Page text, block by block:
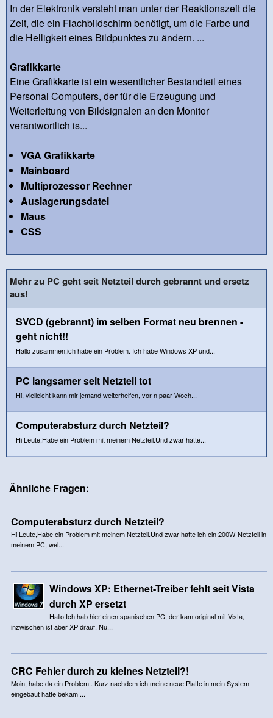
In der Elektronik versteht man unter der Reaktionszeit die
Zeit, die ein Flachbildschirm benötigt, um die Farbe und
die Helligkeit eines Bildpunktes zu ändern. ...
Grafikkarte
Eine Grafikkarte ist ein wesentlicher Bestandteil eines
Personal Computers, der für die Erzeugung und
Weiterleitung von Bildsignalen an den Monitor
verantwortlich is...
VGA Grafikkarte
Mainboard
Multiprozessor Rechner
Auslagerungsdatei
Maus
CSS
Mehr zu PC geht seit Netzteil durch gebrannt und ersetz
aus!
SVCD (gebrannt) im selben Format neu brennen -
geht nicht!!
Hallo zusammen,ich habe ein Problem. Ich habe Windows XP und...
PC langsamer seit Netzteil tot
Hi, vielleicht kann mir jemand weiterhelfen, vor n paar Woch...
Computerabsturz durch Netzteil?
Hi Leute,Habe ein Problem mit meinem Netzteil.Und zwar hatte...
Ähnliche Fragen:
Computerabsturz durch Netzteil?
Hi Leute,Habe ein Problem mit meinem Netzteil.Und zwar hatte ich ein 200W-Netzteil in
meinem PC, wel...
Windows XP: Ethernet-Treiber fehlt seit Vista
durch XP ersetzt
Hallo!Ich hab hier einen spanischen PC, der kam original mit Vista,
inzwischen ist aber XP drauf. Nu...
CRC Fehler durch zu kleines Netzteil?!
Moin, habe da ein Problem.. Kurz nachdem ich meine neue Platte in mein System
eingebaut hatte bekam ...